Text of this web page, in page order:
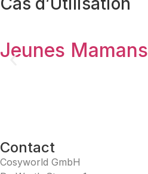
Jeunes Mamans
Contact
Cosyworld GmbH